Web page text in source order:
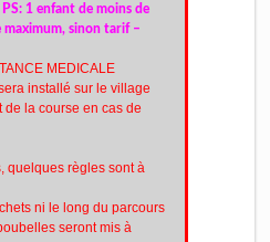
1 enfant de moins de
sinon tarif –
MEDICALE
installé sur le village
de la course en cas de
quelques règles sont à
ni le long du parcours
seront mis à